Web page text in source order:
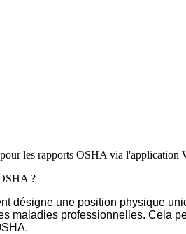
les rapports OSHA via l'application
?
désigne une position physique
maladies professionnelles. Cela